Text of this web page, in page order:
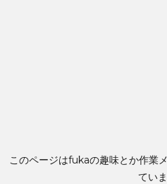
このページはfukaの趣味とか作業
てい